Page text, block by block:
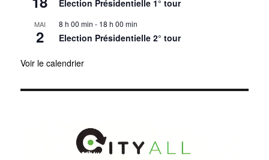
Election Présidentielle 1° tour
MAI
2
8 h 00 min - 18 h 00 min
Election Présidentielle 2° tour
Voir le calendrier